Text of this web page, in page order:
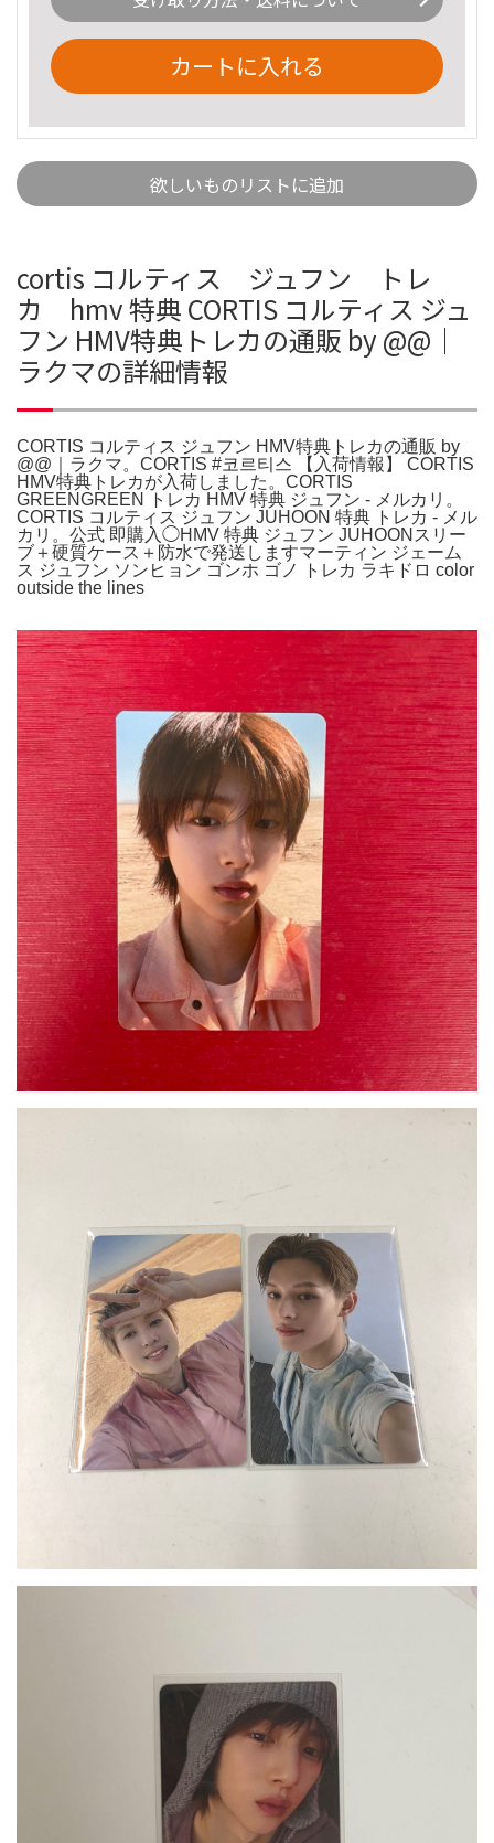
カートに入れる
欲しいものリストに追加
cortis コルティス ジュフン トレ
カ hmv 特典 CORTIS コルティス ジュ
フン HMV特典トレカの通販 by @@｜
ラクマの詳細情報
CORTIS コルティス ジュフン HMV特典トレカの通販 by
@@｜ラクマ。CORTIS #코르티스 【入荷情報】 CORTIS
HMV特典トレカが入荷しました。CORTIS
GREENGREEN トレカ HMV 特典 ジュフン - メルカリ。
CORTIS コルティス ジュフン JUHOON 特典 トレカ - メル
カリ。公式 即購入◯HMV 特典 ジュフン JUHOONスリー
ブ＋硬質ケース＋防水で発送しますマーティン ジェーム
ス ジュフン ソンヒョン ゴンホ ゴノ トレカ ラキドロ color
outside the lines